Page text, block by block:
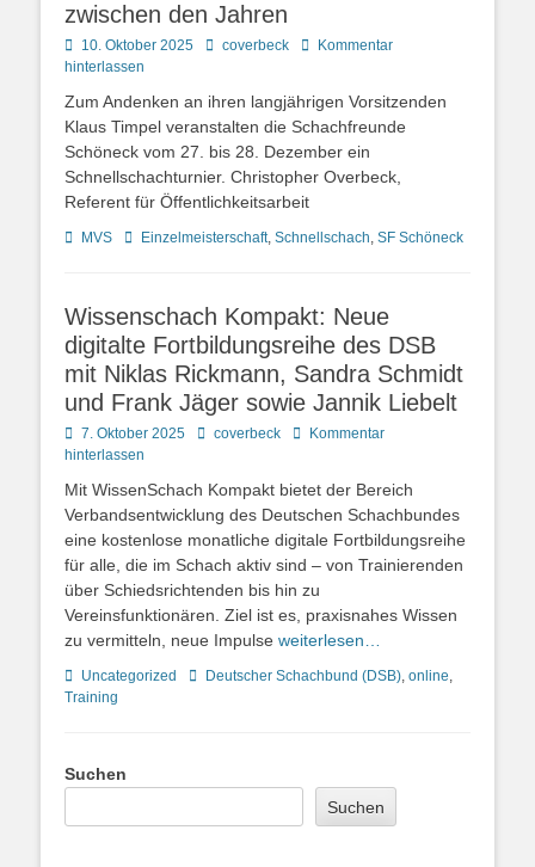
zwischen den Jahren
Posted
on
10. Oktober 2025 Autorcoverbeck
Kommentar
hinterlassen
Zum Andenken an ihren langjährigen Vorsitzenden
Klaus Timpel veranstalten die Schachfreunde
Schöneck vom 27. bis 28. Dezember ein
Schnellschachturnier. Christopher Overbeck,
Referent für Öffentlichkeitsarbeit
Kategorien
MVS Schlagworte
Einzelmeisterschaft, Schnellschach, SF Schöneck
Wissenschach Kompakt: Neue
digitalte Fortbildungsreihe des DSB
mit Niklas Rickmann, Sandra Schmidt
und Frank Jäger sowie Jannik Liebelt
Posted
on
7. Oktober 2025 Autorcoverbeck
Kommentar
hinterlassen
Mit WissenSchach Kompakt bietet der Bereich
Verbandsentwicklung des Deutschen Schachbundes
eine kostenlose monatliche digitale Fortbildungsreihe
für alle, die im Schach aktiv sind – von Trainierenden
über Schiedsrichtenden bis hin zu
Vereinsfunktionären. Ziel ist es, praxisnahes Wissen
zu vermitteln, neue Impulse weiterlesen…
Kategorien
Uncategorized Schlagworte
Deutscher Schachbund (DSB), online,
Training
Suchen
Suchen